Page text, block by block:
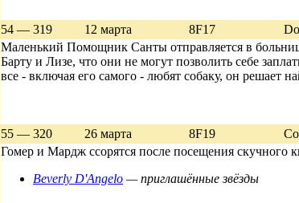
54 — 319 12 марта 8F17
Маленький Помощник Санты отправляется в
Барту и Лизе, что они не могут позволить себе
все - включая его самого - любят собаку, он решает
55 — 320 26 марта 8F19
Гомер и Мардж ссорятся после посещения скучного
Beverly D'Angelo — приглашённые звёзды